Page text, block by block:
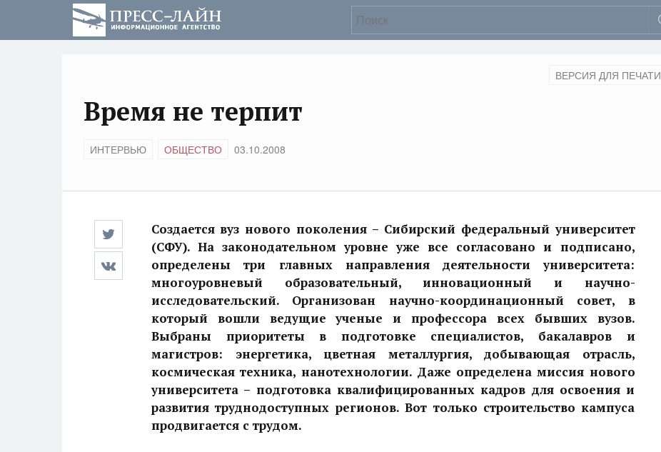
ВЕРСИЯ ДЛЯ ПЕЧАТИ
Время не терпит
ИНТЕРВЬЮ ОБЩЕСТВО 03.10.2008
Создается вуз нового поколения – Сибирский федеральный университет
(СФУ). На законодательном уровне уже все согласовано и подписано,
определены три главных направления деятельности университета:
многоуровневый образовательный, инновационный и научно-
исследовательский. Организован научно-координационный совет, в
который вошли ведущие ученые и профессора всех бывших вузов.
Выбраны приоритеты в подготовке специалистов, бакалавров и
магистров: энергетика, цветная металлургия, добывающая отрасль,
космическая техника, нанотехнологии. Даже определена миссия нового
университета – подготовка квалифицированных кадров для освоения и
развития труднодоступных регионов. Вот только строительство кампуса
продвигается с трудом.